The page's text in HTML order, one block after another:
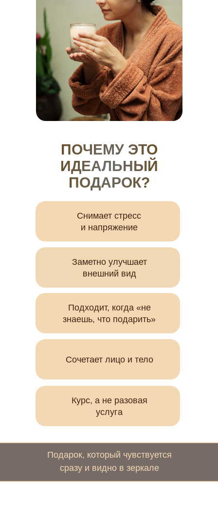
Курс, а не разовая
услуга
Сочетает лицо и тело
Заметно улучшает
внешний вид
Подходит, когда «не
знаешь, что подарить»
ПОЧЕМУ ЭТО
ИДЕАЛЬНЫЙ
ПОДАРОК?
Подарок, который чувствуется
сразу и видно в зеркале
Снимает стресс
и напряжение